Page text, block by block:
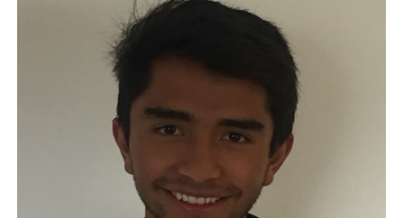
Ingeniería de Sonido